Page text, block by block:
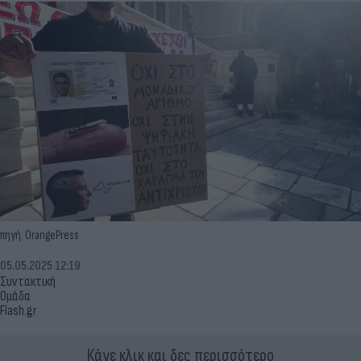
πηγή: OrangePress
Συντακτική
Ομάδα
Flash.gr
05.05.2025 12:19
Κάνε κλικ και δες περισσότερο